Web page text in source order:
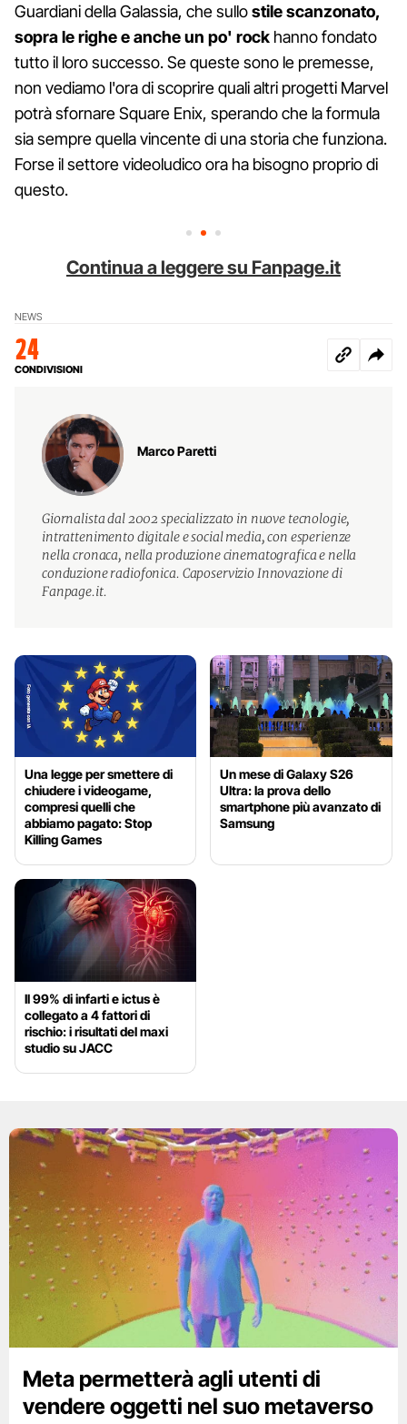
Guardiani della Galassia, che sullostile scanzonato,
sopra le righe e anche un po' rock hanno fondato
tutto il loro successo. Se queste sono le premesse,
non vediamo l'ora di scoprire quali altri progetti Marvel
potrà sfornare Square Enix, sperando che la formula
sia sempre quella vincente di una storia che funziona.
Forse il settore videoludico ora ha bisogno proprio di
questo.
Continua a leggere su Fanpage.it
NEWS
24
CONDIVISIONI
Marco Paretti
Giornalista dal 2002 specializzato in nuove tecnologie,
intrattenimento digitale e social media, con esperienze
nella cronaca, nella produzione cinematografica e nella
conduzione radiofonica. Caposervizio Innovazione di
Fanpage.it.
Una legge per smettere di
chiudere i videogame,
compresi quelli che
abbiamo pagato: Stop
Killing Games
Un mese di Galaxy S26
Ultra: la prova dello
smartphone più avanzato di
Samsung
Il 99% di infarti e ictus è
collegato a 4 fattori di
rischio: i risultati del maxi
studio su JACC
Meta permetterà agli utenti di
vendere oggetti nel suo metaverso